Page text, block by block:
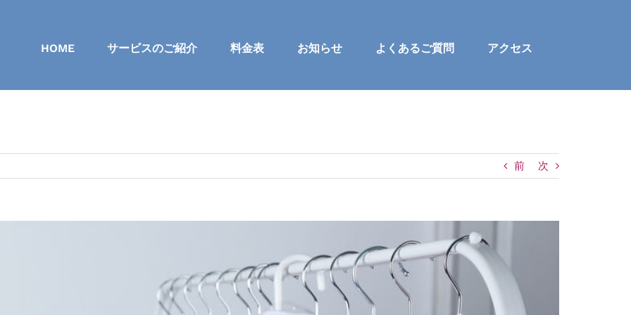
HOME サービスのご紹介 料金表 お知らせ よくあるご質問 アクセス
前 次